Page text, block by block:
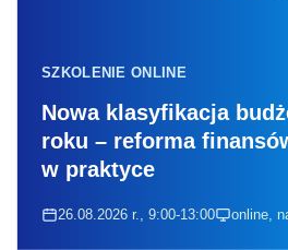
SZKOLENIE ONLINE
Nowa klasyfikacja
roku – reforma
w praktyce
26.08.2026 r., 9:00-13:00 online,